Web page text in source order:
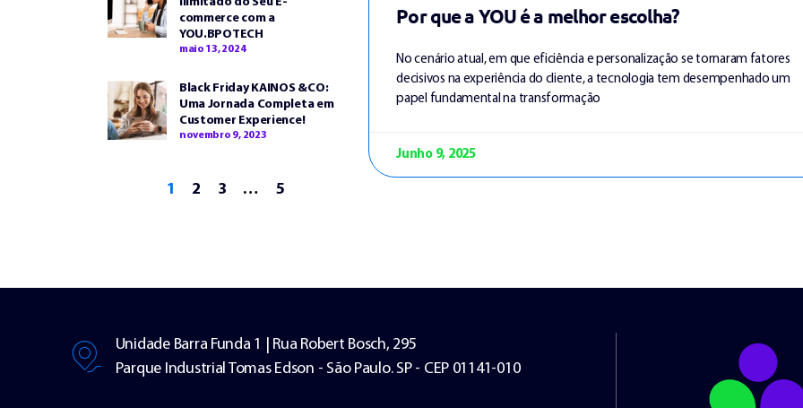
commerce com a
YOU.BPOTECH
maio 13, 2024
Black Friday KAINOS &CO:
Uma Jornada Completa em
Customer Experience!
novembro 9, 2023
1 2 3 … 5
Por que a YOU é a melhor escolha?
No cenário atual, em que eficiência e personalização se tornaram fatores
decisivos na experiência do cliente, a tecnologia tem desempenhado um
papel fundamental na transformação
Junho 9, 2025
Unidade Barra Funda 1 | Rua Robert Bosch, 295
Parque Industrial Tomas Edson - São Paulo. SP - CEP 01141-010